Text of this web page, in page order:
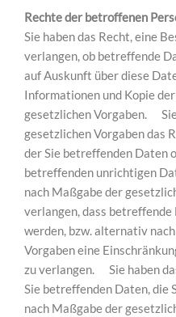
Rechte der betroffenen
Sie haben das Recht, eine
verlangen, ob betreffende
auf Auskunft über diese
Informationen und Kopie
gesetzlichen Vorgaben.
gesetzlichen Vorgaben das
der Sie betreffenden Daten
betreffenden unrichtigen
nach Maßgabe der
verlangen, dass
werden, bzw. alternativ
Vorgaben eine
zu verlangen. Sie haben
Sie betreffenden Daten, die
nach Maßgabe der